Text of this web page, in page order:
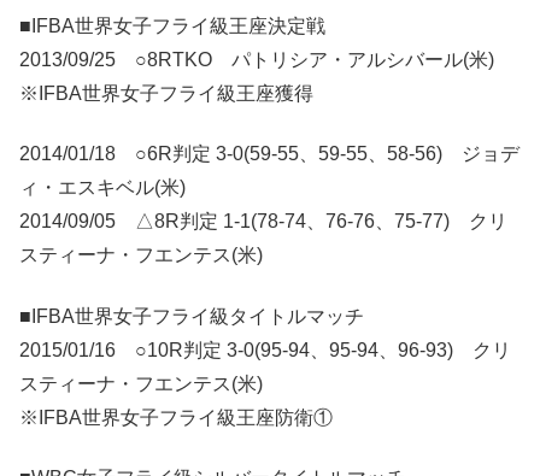
■IFBA世界女子フライ級王座決定戦
2013/09/25 ○8RTKO パトリシア・アルシバール(米)
※IFBA世界女子フライ級王座獲得
2014/01/18 ○6R判定 3-0(59-55、59-55、58-56) ジョデ
ィ・エスキベル(米)
2014/09/05 △8R判定 1-1(78-74、76-76、75-77) クリ
スティーナ・フエンテス(米)
■IFBA世界女子フライ級タイトルマッチ
2015/01/16 ○10R判定 3-0(95-94、95-94、96-93) クリ
スティーナ・フエンテス(米)
※IFBA世界女子フライ級王座防衛①